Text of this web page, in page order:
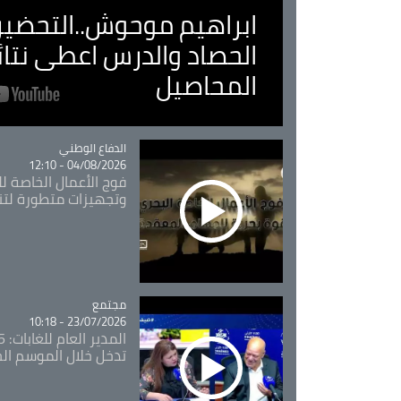
ابراهيم
الحصاد والدرس اعطى
المحاصيل
Catégorie
الدفاع الوطني
04/08/2026 - 12:10
فوج الأعمال الخاصة
وتجهيزات متطورة
Catégorie
مجتمع
23/07/2026 - 10:18
تدخل خلال الموسم